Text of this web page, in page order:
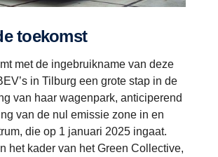
toekomst
met de ingebruikname van deze
in Tilburg een grote stap in de
van haar wagenpark, anticiperend
van de nul emissie zone in en
die op 1 januari 2025 ingaat.
het kader van het Green Collective,